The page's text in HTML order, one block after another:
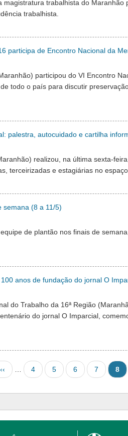
trabalhista do
trabalhista.
participa de Encontro Nacional da
participou do VI Encontro
todo o país para discutir
palestra, autocuidado e cartilha
realizou, na última sexta-
terceirizadas e estagiárias no
semana (8 a 11/5)
de plantão nos finais de
anos de fundação do jornal O
do Trabalho da 16ª Região
do jornal O Imparcial,
Previous page
‹‹ Página
4 Página
5 Página
6 Página
7 8